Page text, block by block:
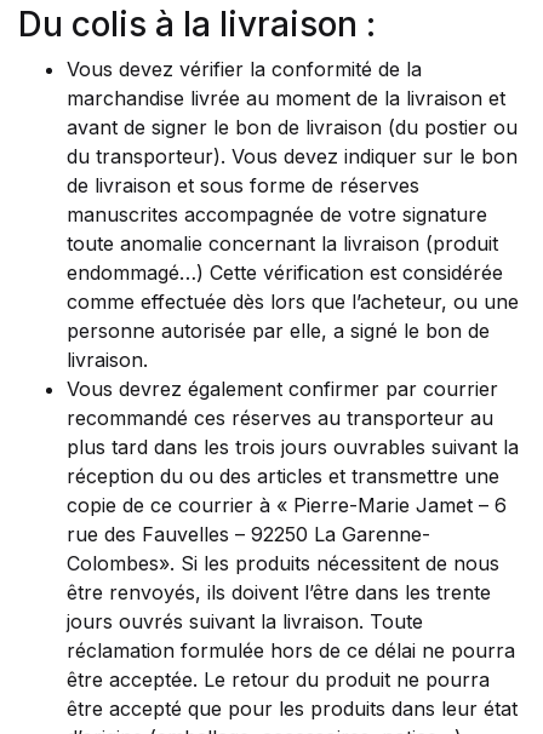
Du colis à la livraison :
Vous devez vérifier la conformité de la
marchandise livrée au moment de la livraison et
avant de signer le bon de livraison (du postier ou
du transporteur). Vous devez indiquer sur le bon
de livraison et sous forme de réserves
manuscrites accompagnée de votre signature
toute anomalie concernant la livraison (produit
endommagé…) Cette vérification est considérée
comme effectuée dès lors que l’acheteur, ou une
personne autorisée par elle, a signé le bon de
livraison.
Vous devrez également confirmer par courrier
recommandé ces réserves au transporteur au
plus tard dans les trois jours ouvrables suivant la
réception du ou des articles et transmettre une
copie de ce courrier à « Pierre-Marie Jamet – 6
rue des Fauvelles – 92250 La Garenne-
Colombes». Si les produits nécessitent de nous
être renvoyés, ils doivent l’être dans les trente
jours ouvrés suivant la livraison. Toute
réclamation formulée hors de ce délai ne pourra
être acceptée. Le retour du produit ne pourra
être accepté que pour les produits dans leur état